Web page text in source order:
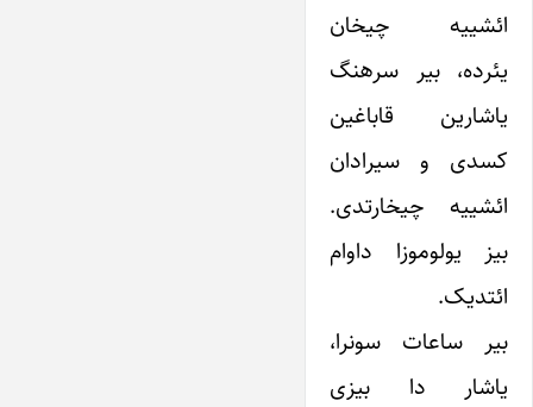
ائشییه چیخان
یئرده، بیر سرهنگ
یاشارین قاباغین
کسدی و سیرادان
ائشییه چیخارتدی.
بیز یولوموزا داوام
ائتدیک.
بیر ساعات سونرا،
یاشار دا بیزی